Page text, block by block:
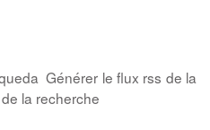
Générer le flux rss de la
la recherche